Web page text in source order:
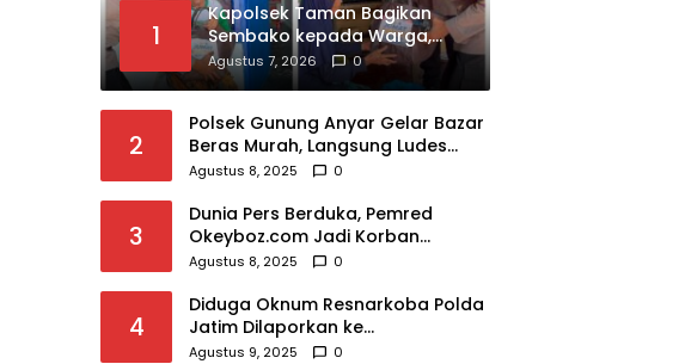
1
Kapolsek Taman Bagikan
Sembako kepada Warga,
Ajak Anggota Peduli Sosial
Agustus 7, 2026 0
2
Polsek Gunung Anyar Gelar Bazar
Beras Murah, Langsung Ludes
Diserbu Warga
Agustus 8, 2025 0
3
Dunia Pers Berduka, Pemred
Okeyboz.com Jadi Korban
Pembunuhan Brutal
Agustus 8, 2025 0
4
Diduga Oknum Resnarkoba Polda
Jatim Dilaporkan ke
Propam,Terkait Modus
Agustus 9, 2025 0